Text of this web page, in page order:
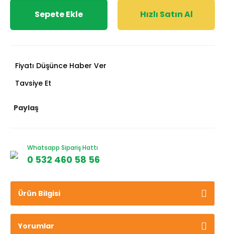
Sepete Ekle Hızlı Satın Al
Fiyatı Düşünce Haber Ver
Tavsiye Et
Paylaş
Whatsapp Sipariş Hattı
0 532 460 58 56
Ürün Bilgisi
Yorumlar